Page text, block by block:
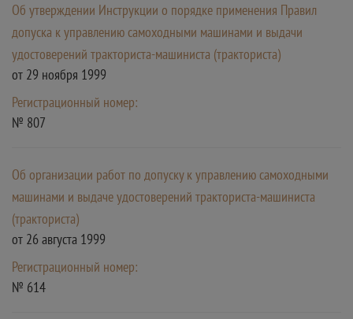
Об утверждении Инструкции о порядке применения Правил
допуска к управлению самоходными машинами и выдачи
удостоверений тракториста-машиниста (тракториста)
от 29 ноября 1999
Регистрационный номер:
№ 807
Об организации работ по допуску к управлению самоходными
машинами и выдаче удостоверений тракториста-машиниста
(тракториста)
от 26 августа 1999
Регистрационный номер:
№ 614